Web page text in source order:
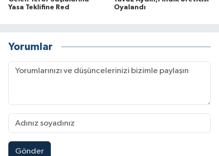
Yasa Teklifine Red
Oyalandı
Yorumlar
Gönder